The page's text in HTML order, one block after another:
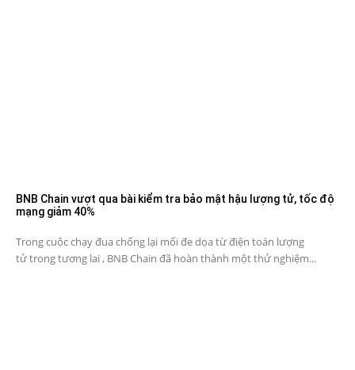
BNB Chain vượt qua bài kiểm tra bảo mật hậu lượng tử, tốc độ
mạng giảm 40%
Trong cuộc chạy đua chống lại mối đe dọa từ điện toán lượng
tử trong tương lai , BNB Chain đã hoàn thành một thử nghiệm...